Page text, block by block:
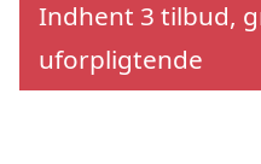
Indhent 3 tilbud,
uforpligtende